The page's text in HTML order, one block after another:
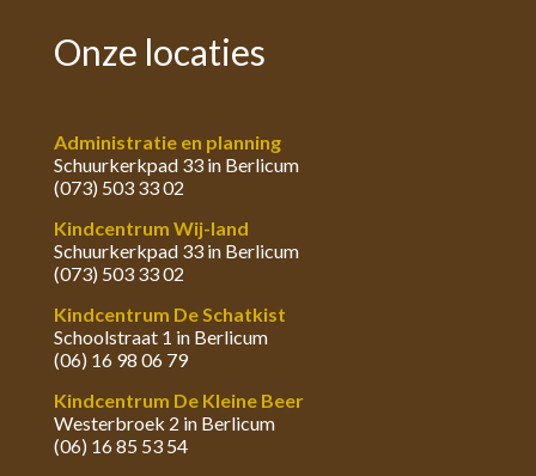
Onze locaties
Administratie en planning
Schuurkerkpad 33 in Berlicum
(073) 503 33 02
Kindcentrum Wij-land
Schuurkerkpad 33 in Berlicum
(073) 503 33 02
Kindcentrum De Schatkist
Schoolstraat 1 in Berlicum
(06) 16 98 06 79
Kindcentrum De Kleine Beer
Westerbroek 2 in Berlicum
(06) 16 85 53 54